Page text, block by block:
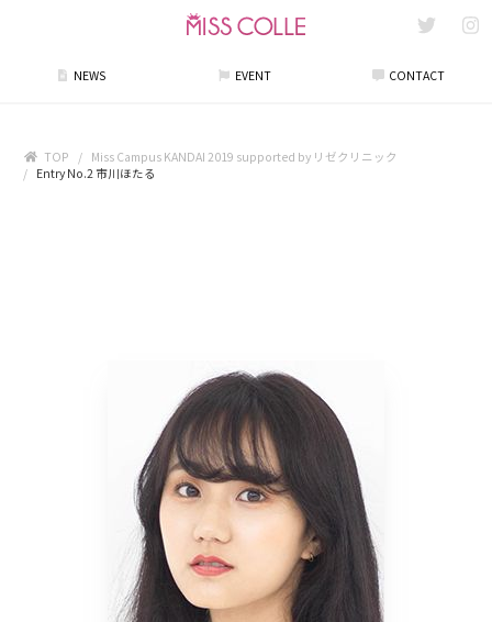
NEWS EVENT CONTACT
TOP
Miss Campus KANDAI 2019 supported by リゼクリニック
Entry No.2 市川ほたる